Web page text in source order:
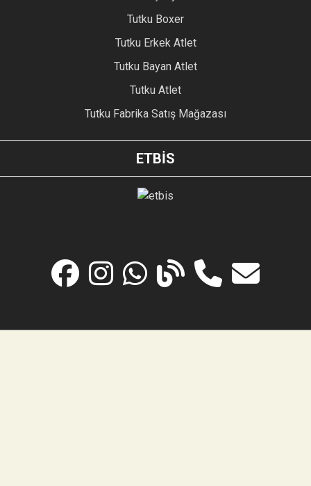
Tutku Boxer
Tutku Erkek Atlet
Tutku Bayan Atlet
Tutku Atlet
Tutku Fabrika Satış Mağazası
ETBİS